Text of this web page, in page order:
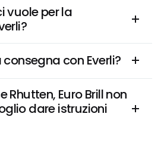
vuole per la
con Everli?
Rhutten, Euro Brill non
dare istruzioni